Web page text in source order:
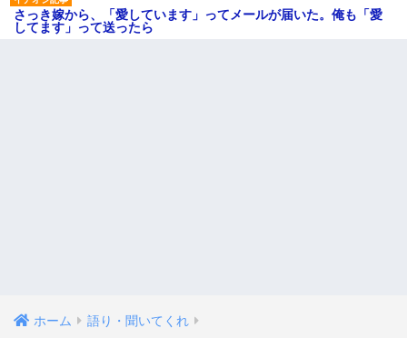
さっき嫁から、「愛しています」ってメールが届いた。俺も「愛
してます」って送ったら
ホーム 語り・聞いてくれ